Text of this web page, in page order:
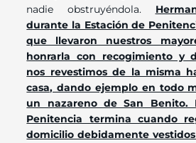
nadie obstruyéndola.
durante la Estación de
que llevaron nuestros
honrarla con recogimiento y
nos revestimos de la misma
casa, dando ejemplo en todo
un nazareno de San Benito.
Penitencia termina cuando
domicilio debidamente